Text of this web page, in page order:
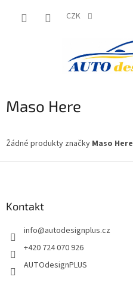
CZK
Maso Here
Žádné produkty značky Maso Here
Kontakt
info@autodesignplus.cz
+420 724 070 926
AUTOdesignPLUS